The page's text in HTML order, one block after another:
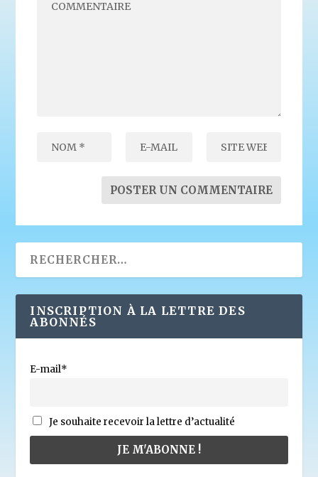
INSCRIPTION À LA LETTRE DES
ABONNÉS
E-mail*
Je souhaite recevoir la lettre d’actualité